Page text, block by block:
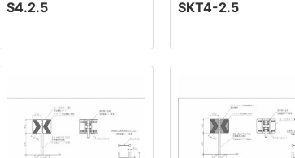
S4.2.5 SKT4-2.5